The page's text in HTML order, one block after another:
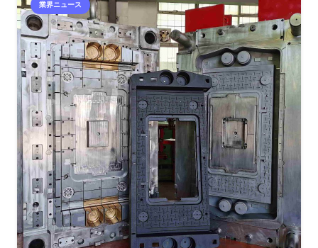
業界ニュース